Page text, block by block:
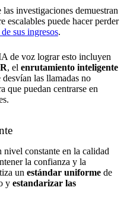
investigaciones demuestran
escalables puede hacer perder
sus ingresos.
de voz lograr esto incluyen
, el enrutamiento inteligente
desvían las llamadas no
que puedan centrarse en
constante en la calidad
la confianza y la
un estándar uniforme de
y estandarizar las